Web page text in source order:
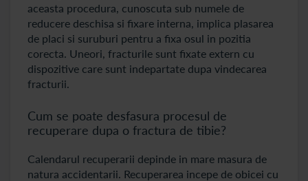
aceasta procedura, cunoscuta sub numele de
reducere deschisa si fixare interna, implica plasarea
de placi si suruburi pentru a fixa osul in pozitia
corecta. Uneori, fracturile sunt fixate extern cu
dispozitive care sunt indepartate dupa vindecarea
fracturii.
Cum se poate desfasura procesul de
recuperare dupa o fractura de tibie?
Calendarul recuperarii depinde in mare masura de
natura accidentarii. Recuperarea incepe de obicei cu